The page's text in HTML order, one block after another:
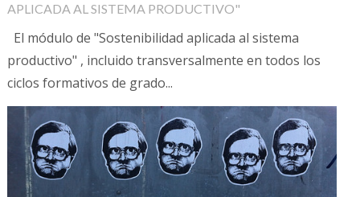
APLICADA AL SISTEMA PRODUCTIVO"
El módulo de "Sostenibilidad aplicada al sistema
productivo" , incluido transversalmente en todos los
ciclos formativos de grado...